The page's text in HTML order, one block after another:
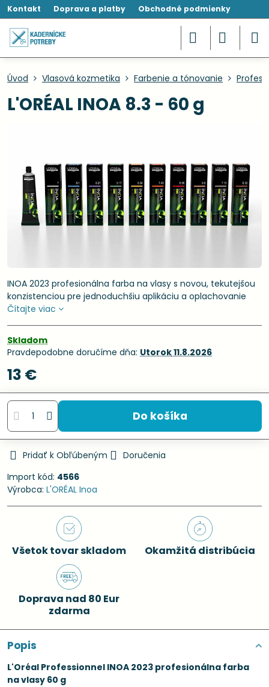
Kontakt Doprava a platby Obchodné podmienky
Úvod Vlasová kozmetika Farbenie a tónovanie
L'ORÉAL INOA 8.3 - 60 g
INOA 2023 profesionálna farba na vlasy s novou, tekutejšou
konzistenciou pre jednoduchšiu aplikáciu a oplachovanie
Čítajte viac
Skladom
Pravdepodobne doručíme dňa: Utorok11.8.2026
13 €
Do košíka
Pridať k Obľúbeným
Doručenia
Import kód: 4566
Výrobca: L'ORÉAL Inoa
Všetok tovar skladom Okamžitá distribúcia
Doprava nad 80 Eur
zdarma
Popis
L'Oréal Professionnel INOA 2023 profesionálna farba
na vlasy 60 g